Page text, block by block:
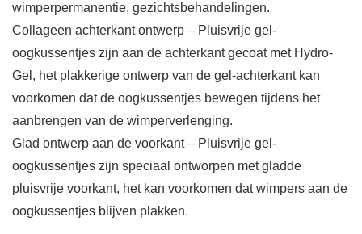
wimperpermanentie, gezichtsbehandelingen.
Collageen achterkant ontwerp – Pluisvrije gel-
oogkussentjes zijn aan de achterkant gecoat met Hydro-
Gel, het plakkerige ontwerp van de gel-achterkant kan
voorkomen dat de oogkussentjes bewegen tijdens het
aanbrengen van de wimperverlenging.
Glad ontwerp aan de voorkant – Pluisvrije gel-
oogkussentjes zijn speciaal ontworpen met gladde
pluisvrije voorkant, het kan voorkomen dat wimpers aan de
oogkussentjes blijven plakken.